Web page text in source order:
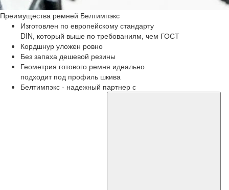
Преимущества ремней Белтимпэкс
Изготовлен по европейскому стандарту
DIN, который выше по требованиям, чем ГОСТ
Кордшнур уложен ровно
Без запаха дешевой резины
Геометрия готового ремня идеально
подходит под профиль шкива
Белтимпэкс - надежный партнер с